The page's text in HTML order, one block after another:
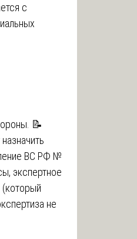
с
📝
ВС РФ №
экспертное
не